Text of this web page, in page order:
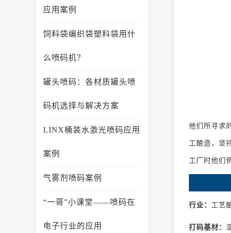
应用案例
饲料袋编织袋塑料袋用什
么喷码机？
罐头喷码：各材质罐头喷
码机选择与解决方案
LINX桶装水激光喷码应用
案例
气雾剂喷码案例
“一哥”小课堂——喷码在
电子行业的应用
他们所寻求
工酿造，坚
工厂时他们
行业： 工艺
打码基材：